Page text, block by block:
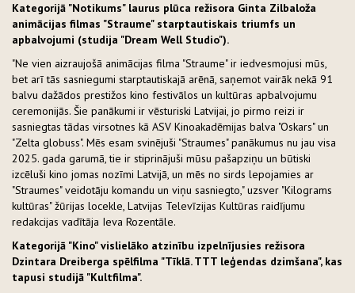
Kategorijā "Notikums" laurus plūca režisora Ginta Zilbaloža
animācijas filmas "Straume" starptautiskais triumfs un
apbalvojumi (studija "Dream Well Studio").
"Ne vien aizraujošā animācijas filma "Straume" ir iedvesmojusi mūs,
bet arī tās sasniegumi starptautiskajā arēnā, saņemot vairāk nekā 91
balvu dažādos prestižos kino festivālos un kultūras apbalvojumu
ceremonijās. Šie panākumi ir vēsturiski Latvijai, jo pirmo reizi ir
sasniegtas tādas virsotnes kā ASV Kinoakadēmijas balva "Oskars" un
"Zelta globuss". Mēs esam svinējuši "Straumes" panākumus nu jau visa
2025. gada garumā, tie ir stiprinājuši mūsu pašapziņu un būtiski
izcēluši kino jomas nozīmi Latvijā, un mēs no sirds lepojamies ar
"Straumes" veidotāju komandu un viņu sasniegto," uzsver "Kilograms
kultūras" žūrijas locekle, Latvijas Televīzijas Kultūras raidījumu
redakcijas vadītāja Ieva Rozentāle.
Kategorijā "Kino" vislielāko atzinību izpelnījusies režisora
Dzintara Dreiberga spēlfilma "Tīklā. TTT leģendas dzimšana", kas
tapusi studijā "Kultfilma".